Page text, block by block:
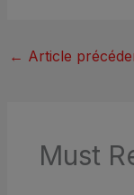
← Article
Must